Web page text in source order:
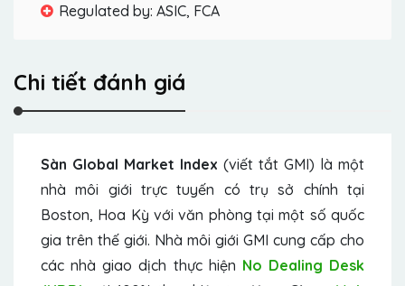
Regulated by: ASIC, FCA
Chi tiết đánh giá
Sàn Global Market Index (viết tắt GMI) là một
nhà môi giới trực tuyến có trụ sở chính tại
Boston, Hoa Kỳ với văn phòng tại một số quốc
gia trên thế giới. Nhà môi giới GMI cung cấp cho
các nhà giao dịch thực hiện No Dealing Desk